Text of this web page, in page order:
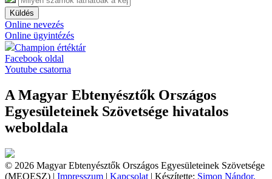
Küldés
Online nevezés
Online ügyintézés
Champion értéktár
Facebook oldal
Youtube csatorna
A Magyar Ebtenyésztők Országos
Egyesületeinek Szövetsége hivatalos
weboldala
© 2026 Magyar Ebtenyésztők Országos Egyesületeinek Szövetsége
(MEOESZ) | Impresszum | Kapcsolat | Készítette: Simon Nándor,